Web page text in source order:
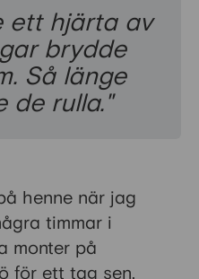
ett hjärta av
brydde
Så länge
de rulla."
henne när jag
timmar i
monter på
för ett tag sen.